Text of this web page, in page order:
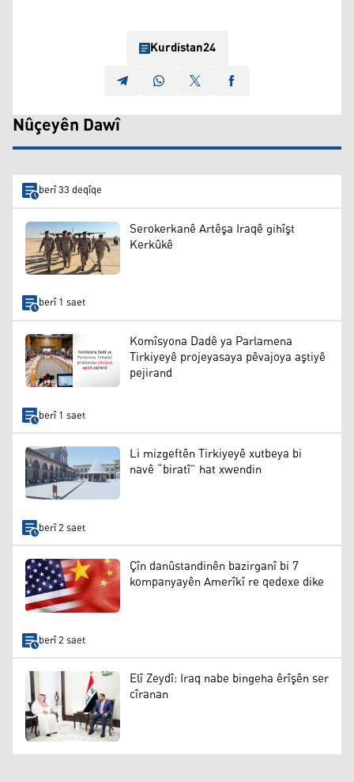
Kurdistan24
Nûçeyên Dawî
berî 33 deqîqe
Serokerkanê Artêşa Iraqê gihîşt
Kerkûkê
berî 1 saet
Komîsyona Dadê ya Parlamena
Tirkiyeyê projeyasaya pêvajoya aştiyê
pejirand
berî 1 saet
Li mizgeftên Tirkiyeyê xutbeya bi
navê “biratî” hat xwendin
berî 2 saet
Çîn danûstandinên bazirganî bi 7
kompanyayên Amerîkî re qedexe dike
berî 2 saet
Elî Zeydî: Iraq nabe bingeha êrîşên ser
cîranan